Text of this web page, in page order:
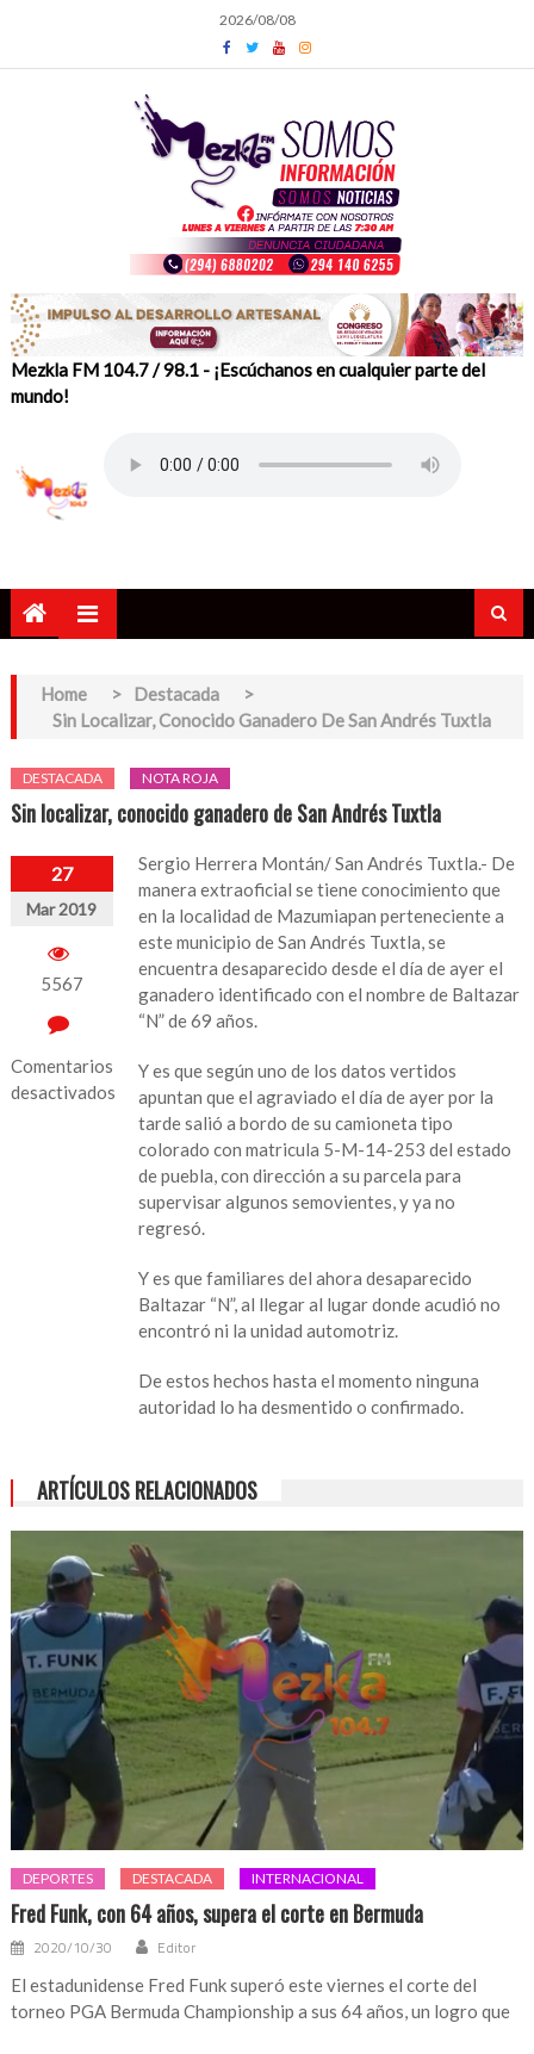
content
2026/08/08
Mezkla FM 104.7 / 98.1 - ¡Escúchanos en cualquier parte del
mundo!
Home > Destacada
>
Sin Localizar, Conocido Ganadero De San Andrés Tuxtla
DESTACADA NOTA ROJA
Sin localizar, conocido ganadero de San Andrés Tuxtla
27
Mar 2019
5567
Comentarios
desactivados
Sergio Herrera Montán/ San Andrés Tuxtla.- De
manera extraoficial se tiene conocimiento que
en la localidad de Mazumiapan perteneciente a
este municipio de San Andrés Tuxtla, se
encuentra desaparecido desde el día de ayer el
ganadero identificado con el nombre de Baltazar
“N” de 69 años.
Y es que según uno de los datos vertidos
apuntan que el agraviado el día de ayer por la
tarde salió a bordo de su camioneta tipo
colorado con matricula 5-M-14-253 del estado
de puebla, con dirección a su parcela para
supervisar algunos semovientes, y ya no
regresó.
Y es que familiares del ahora desaparecido
Baltazar “N”, al llegar al lugar donde acudió no
encontró ni la unidad automotriz.
De estos hechos hasta el momento ninguna
autoridad lo ha desmentido o confirmado.
ARTÍCULOS RELACIONADOS
DEPORTES DESTACADA INTERNACIONAL
Fred Funk, con 64 años, supera el corte en Bermuda
2020/10/30 Editor
El estadunidense Fred Funk superó este viernes el corte del
torneo PGA Bermuda Championship a sus 64 años, un logro que